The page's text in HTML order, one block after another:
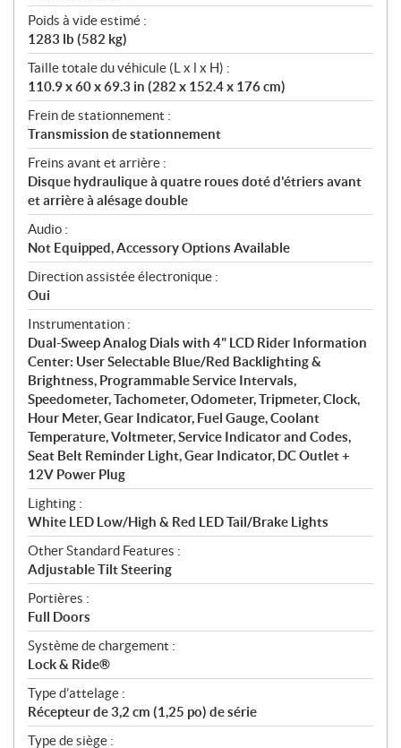
Poids à vide estimé :
1283 lb (582 kg)
Taille totale du véhicule (L x l x H) :
110.9 x 60 x 69.3 in (282 x 152.4 x 176 cm)
Frein de stationnement :
Transmission de stationnement
Freins avant et arrière :
Disque hydraulique à quatre roues doté d'étriers avant
et arrière à alésage double
Audio :
Not Equipped, Accessory Options Available
Direction assistée électronique :
Oui
Instrumentation :
Dual-Sweep Analog Dials with 4" LCD Rider Information
Center: User Selectable Blue/Red Backlighting &
Brightness, Programmable Service Intervals,
Speedometer, Tachometer, Odometer, Tripmeter, Clock,
Hour Meter, Gear Indicator, Fuel Gauge, Coolant
Temperature, Voltmeter, Service Indicator and Codes,
Seat Belt Reminder Light, Gear Indicator, DC Outlet +
12V Power Plug
Lighting :
White LED Low/High & Red LED Tail/Brake Lights
Other Standard Features :
Adjustable Tilt Steering
Portières :
Full Doors
Système de chargement :
Lock & Ride®
Type d’attelage :
Récepteur de 3,2 cm (1,25 po) de série
Type de siège :